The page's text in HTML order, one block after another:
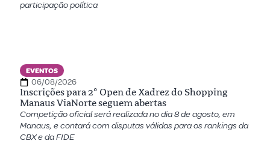
participação política
EVENTOS
06/08/2026
Inscrições para 2º Open de Xadrez do Shopping
Manaus ViaNorte seguem abertas
Competição oficial será realizada no dia 8 de agosto, em
Manaus, e contará com disputas válidas para os rankings da
CBX e da FIDE